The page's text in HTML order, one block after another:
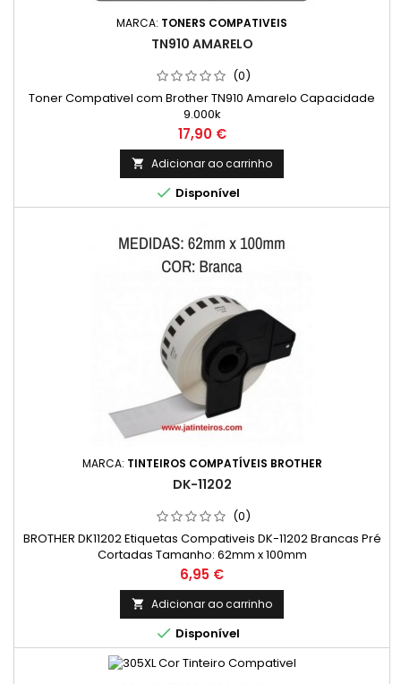
MARCA: TONERS COMPATIVEIS
TN910 AMARELO
(0)
Toner Compativel com Brother TN910 Amarelo Capacidade
9.000k
Preço
17,90 €
 Adicionar ao carrinho
 Disponível
MARCA: TINTEIROS COMPATÍVEIS BROTHER
DK-11202
(0)
BROTHER DK11202 Etiquetas Compativeis DK-11202 Brancas Pré
Cortadas Tamanho: 62mm x 100mm
Preço
6,95 €
 Adicionar ao carrinho
 Disponível